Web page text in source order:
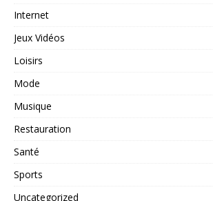
Internet
Jeux Vidéos
Loisirs
Mode
Musique
Restauration
Santé
Sports
Uncategorized